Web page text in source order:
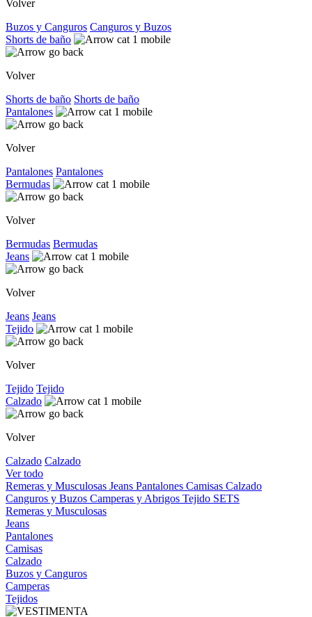
Volver
Buzos y Canguros Canguros y Buzos
Shorts de baño
Volver
Shorts de baño Shorts de baño
Pantalones
Volver
Pantalones Pantalones
Bermudas
Volver
Bermudas Bermudas
Jeans
Volver
Jeans Jeans
Tejido
Volver
Tejido Tejido
Calzado
Volver
Calzado Calzado
Ver todo
Remeras y Musculosas Jeans Pantalones Camisas Calzado
Canguros y Buzos Camperas y Abrigos Tejido SETS
Remeras y Musculosas
Jeans
Pantalones
Camisas
Calzado
Buzos y Canguros
Camperas
Tejidos